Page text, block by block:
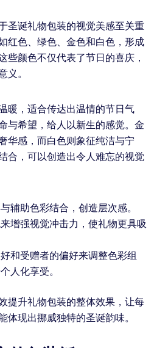
圣诞礼物包装的视觉美感至关重
红色、绿色、金色和白色，形成
些颜色不仅代表了节日的喜庆，
义。
暖，适合传达出温情的节日气
与希望，给人以新生的感觉。金
华感，而白色则象征纯洁与宁
合，可以创造出令人难忘的视觉
辅助色彩结合，创造层次感。
增强视觉冲击力，使礼物更具吸
和受赠者的偏好来调整色彩组
人化享受。
提升礼物包装的整体效果，让每
体现出挪威独特的圣诞韵味。